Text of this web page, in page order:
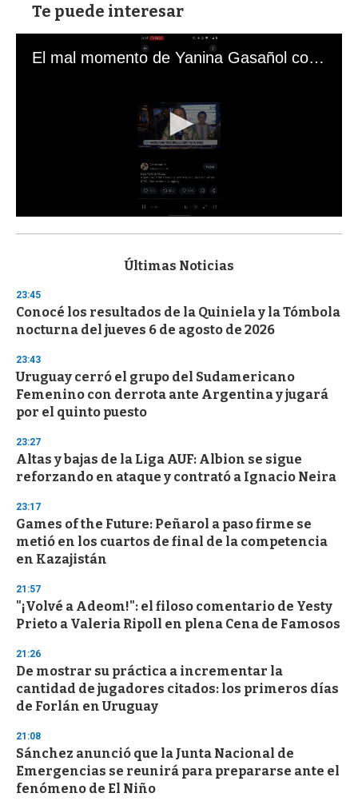
Te puede interesar
El mal momento de Yanina Gasañol con un hincha argentino en "Subrayado"
s
d
s
o
f
3
s
e
c
o
d
s
Últimas Noticias
23:45
Conocé los resultados de la Quiniela y la Tómbola
nocturna del jueves 6 de agosto de 2026
23:43
Uruguay cerró el grupo del Sudamericano
Femenino con derrota ante Argentina y jugará
por el quinto puesto
23:27
Altas y bajas de la Liga AUF: Albion se sigue
reforzando en ataque y contrató a Ignacio Neira
23:17
Games of the Future: Peñarol a paso firme se
metió en los cuartos de final de la competencia
en Kazajistán
21:57
"¡Volvé a Adeom!": el filoso comentario de Yesty
Prieto a Valeria Ripoll en plena Cena de Famosos
21:26
De mostrar su práctica a incrementar la
cantidad de jugadores citados: los primeros días
de Forlán en Uruguay
21:08
Sánchez anunció que la Junta Nacional de
Emergencias se reunirá para prepararse ante el
fenómeno de El Niño